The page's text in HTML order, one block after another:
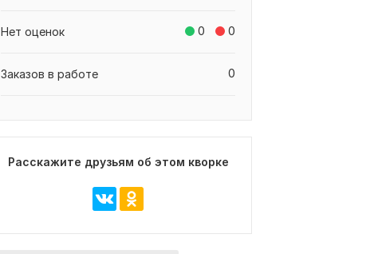
0 0
Нет оценок
0
Заказов в работе
Расскажите друзьям об этом кворке